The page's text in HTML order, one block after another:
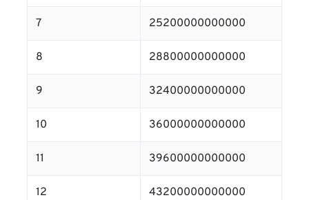
7 25200000000000
8 28800000000000
9 32400000000000
10 36000000000000
11 39600000000000
12 43200000000000